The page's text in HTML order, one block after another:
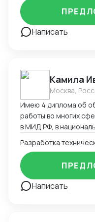
Написать
Камила
Москва,
Имею 4 диплома об
работы во многих
в МИД РФ, в
максимальный опыт
медицинских
техническую
маркировку в
стандартами, ввожу
(Росздравнадзор).
Написать